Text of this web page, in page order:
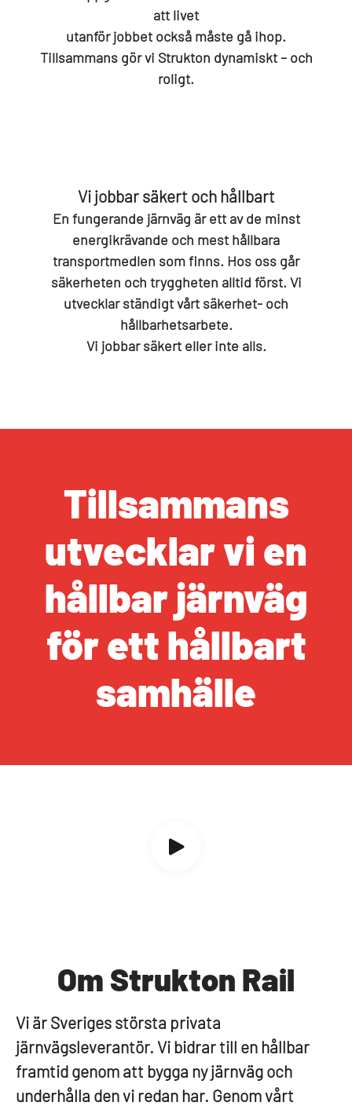
att livet
utanför jobbet också måste gå ihop.
Tillsammans gör vi Strukton dynamiskt – och
roligt.
Vi jobbar säkert och hållbart
En fungerande järnväg är ett av de minst
energikrävande och mest hållbara
transportmedlen som finns. Hos oss går
säkerheten och tryggheten alltid först. Vi
utvecklar ständigt vårt säkerhet- och
hållbarhetsarbete.
Vi jobbar säkert eller inte alls.
Tillsammans
utvecklar vi en
hållbar järnväg
för ett hållbart
samhälle
Om Strukton Rail
Vi är Sveriges största privata
järnvägsleverantör. Vi bidrar till en hållbar
framtid genom att bygga ny järnväg och
underhålla den vi redan har. Genom vårt